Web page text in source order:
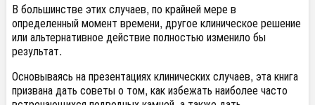
В большинстве этих случаев, по крайней мере в
определенный момент времени, другое клиническое решение
или альтернативное действие полностью изменило бы
результат.
Основываясь на презентациях клинических случаев, эта книга
призвана дать советы о том, как избежать наиболее часто